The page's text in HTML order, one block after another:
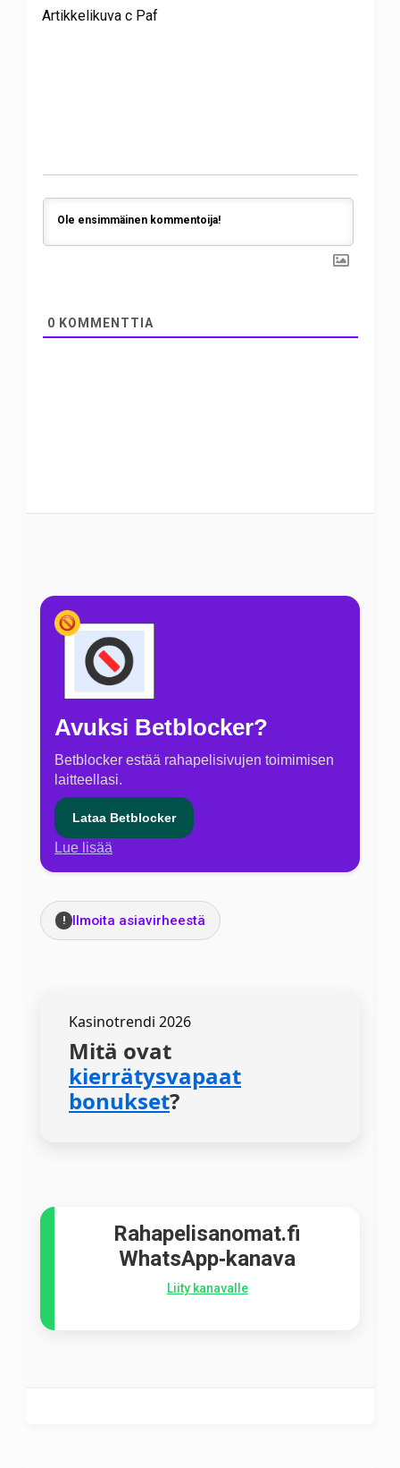
Artikkelikuva c Paf
0 KOMMENTTIA
Avuksi Betblocker?
Betblocker estää rahapelisivujen toimimisen
laitteellasi.
Lataa Betblocker
Lue lisää
! Ilmoita asiavirheestä
Kasinotrendi 2026
Mitä ovat
kierrätysvapaat
bonukset?
Rahapelisanomat.fi
WhatsApp‑kanava
Liity kanavalle